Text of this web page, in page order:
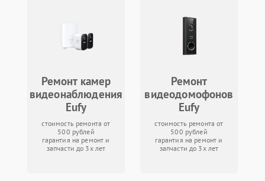
Ремонт камер
видеонаблюдения
Eufy
стоимость ремонта от
500 рублей
гарантия на ремонт и
запчасти до 3х лет
Ремонт
видеодомофонов
Eufy
стоимость ремонта от
500 рублей
гарантия на ремонт и
запчасти до 3х лет